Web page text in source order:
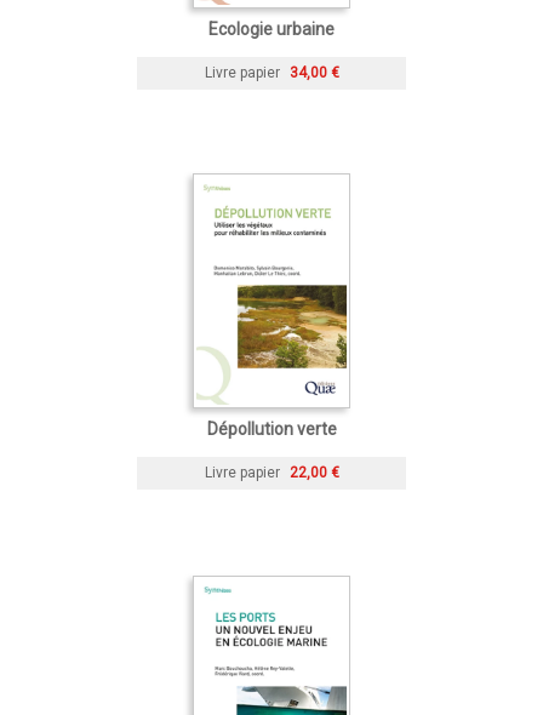
Ecologie urbaine
Livre papier 34,00 €
Dépollution verte
Livre papier 22,00 €